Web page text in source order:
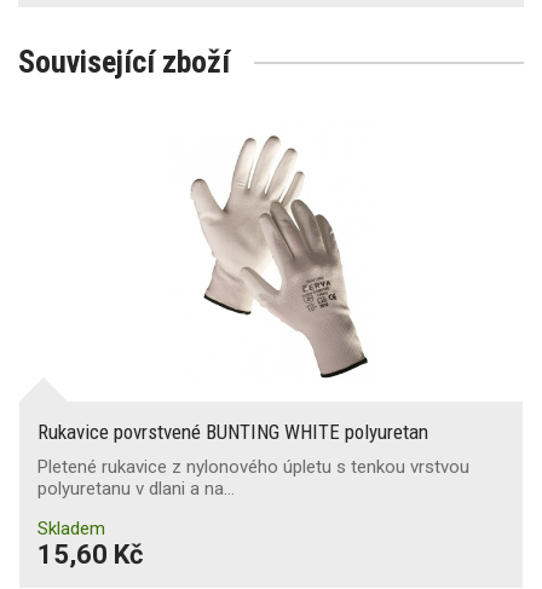
Související zboží
Rukavice povrstvené BUNTING WHITE polyuretan
Pletené rukavice z nylonového úpletu s tenkou vrstvou
polyuretanu v dlani a na…
Skladem
15,60 Kč